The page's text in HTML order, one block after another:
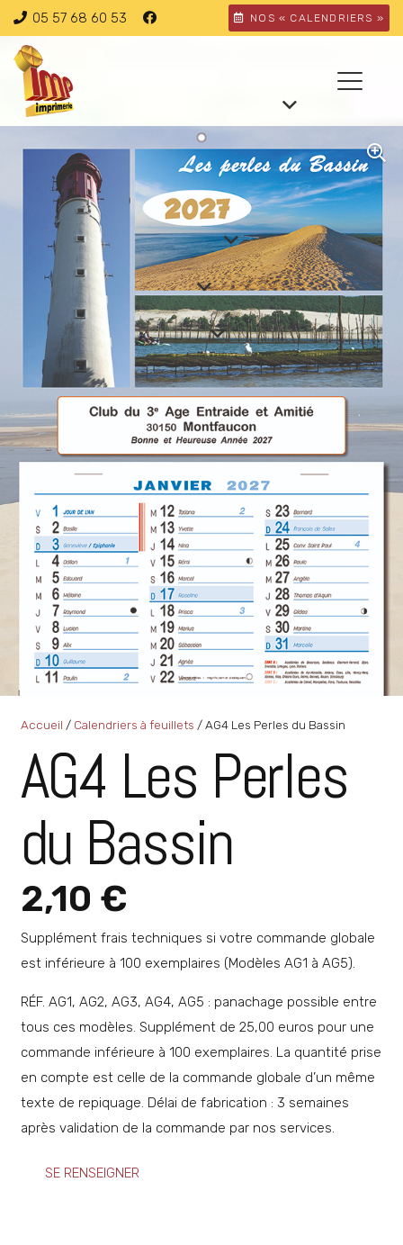
05 57 68 60 53 NOS « CALENDRIERS »
Accueil / Calendriers à feuillets / AG4 Les Perles du Bassin
AG4 Les Perles
du Bassin
2,10 €
Supplément frais techniques si votre commande globale
est inférieure à 100 exemplaires (Modèles AG1 à AG5).
RÉF. AG1, AG2, AG3, AG4, AG5 : panachage possible entre
tous ces modèles. Supplément de 25,00 euros pour une
commande inférieure à 100 exemplaires. La quantité prise
en compte est celle de la commande globale d’un même
texte de repiquage. Délai de fabrication : 3 semaines
après validation de la commande par nos services.
SE RENSEIGNER